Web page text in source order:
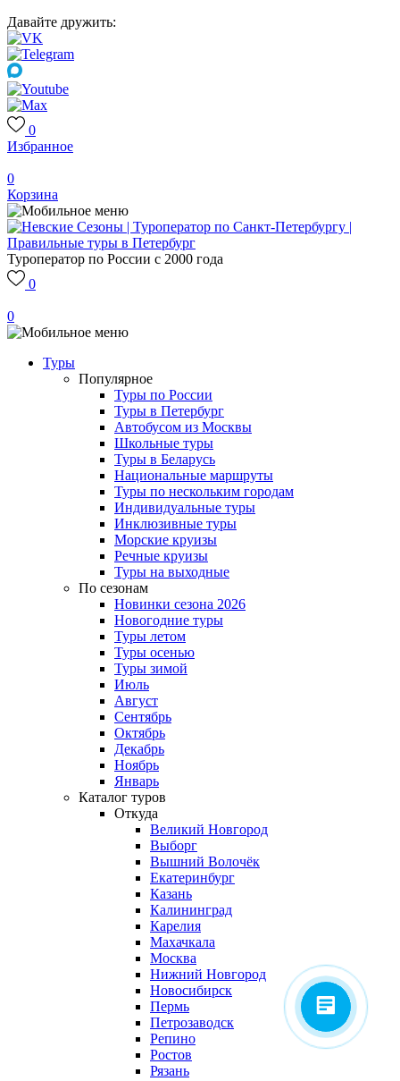
Давайте дружить:
0
Избранное
0
Корзина
Туроператор по России с 2000 года
0
0
Туры
Популярное
Туры по России
Туры в Петербург
Автобусом из Москвы
Школьные туры
Туры в Беларусь
Национальные маршруты
Туры по нескольким городам
Индивидуальные туры
Инклюзивные туры
Морские круизы
Речные круизы
Туры на выходные
По сезонам
Новинки сезона 2026
Новогодние туры
Туры летом
Туры осенью
Туры зимой
Июль
Август
Сентябрь
Октябрь
Декабрь
Ноябрь
Январь
Каталог туров
Откуда
Великий Новгород
Выборг
Вышний Волочёк
Екатеринбург
Казань
Калининград
Карелия
Махачкала
Москва
Нижний Новгород
Новосибирск
Пермь
Петрозаводск
Репино
Ростов
Рязань